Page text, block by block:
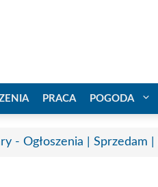
PRACA POGODA
- Ogłoszenia | Sprzedam